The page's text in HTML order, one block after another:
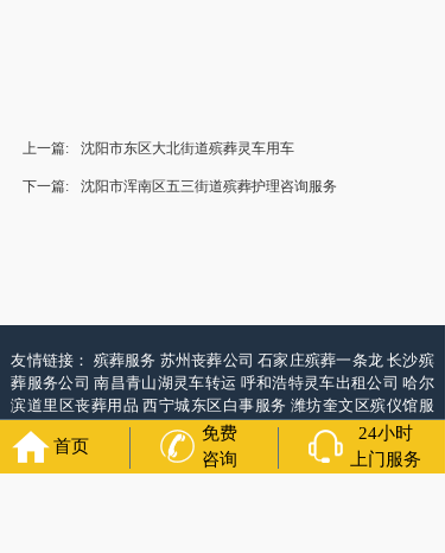
上一篇: 沈阳市东区大北街道殡葬灵车用车
下一篇: 沈阳市浑南区五三街道殡葬护理咨询服务
友情链接： 殡葬服务 苏州丧葬公司石家庄殡葬一条龙长沙殡
葬服务公司南昌青山湖灵车转运 呼和浩特灵车出租公司哈尔
滨道里区丧葬用品西宁城东区白事服务潍坊奎文区殡仪馆服
务乳山寿衣店铺 杭州上城区灵堂布置 沈阳浑南区殡葬平台
国墓地网中国非急救转运网网站建设 中国殡葬一条龙网 中国
救护车网葬花店葬花服务网
首页
免费
咨询
24小时
上门服务